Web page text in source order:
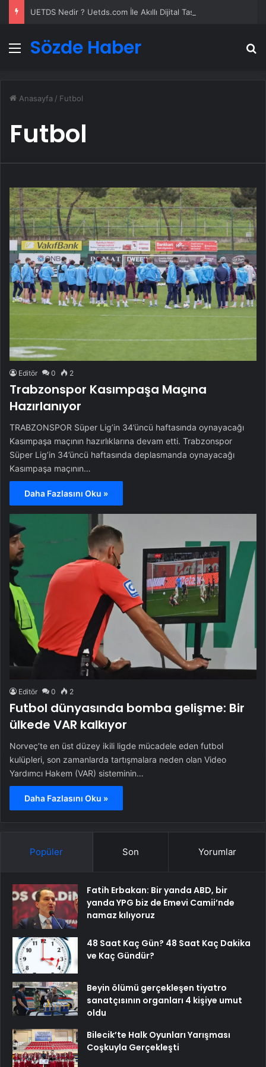
Menü
Sözde Haber
Anasayfa / Futbol
Futbol
Editör 0 2
Trabzonspor Kasımpaşa Maçına
Hazırlanıyor
TRABZONSPOR Süper Lig’in 34’üncü haftasında oynayacağı
Kasımpaşa maçının hazırlıklarına devam etti. Trabzonspor
Süper Lig’in 34’üncü haftasında deplasmanda oynayacağı
Kasımpaşa maçının…
Daha Fazlasını Oku »
Editör 0 2
Futbol dünyasında bomba gelişme: Bir
ülkede VAR kalkıyor
Norveç’te en üst düzey ikili ligde mücadele eden futbol
kulüpleri, son zamanlarda tartışmalara neden olan Video
Yardımcı Hakem (VAR) sisteminin…
Daha Fazlasını Oku »
Popüler Son Yorumlar
Fatih Erbakan: Bir yanda ABD, bir
yanda YPG biz de Emevi Camii’nde
namaz kılıyoruz
48 Saat Kaç Gün? 48 Saat Kaç Dakika
ve Kaç Gündür?
Beyin ölümü gerçekleşen tiyatro
sanatçısının organları 4 kişiye umut
oldu
Bilecik’te Halk Oyunları Yarışması
Coşkuyla Gerçekleşti